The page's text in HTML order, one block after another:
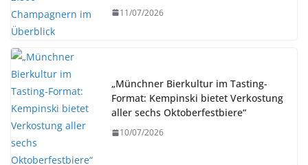
11/07/2026
„Münchner Bierkultur im Tasting-
Format: Kempinski bietet Verkostung
aller sechs Oktoberfestbiere“
10/07/2026